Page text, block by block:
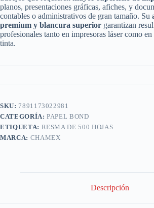
planos, presentaciones gráficas, afiches, y
contables o administrativos de gran tamaño. Su
premium y blancura superior garantizan
profesionales tanto en impresoras láser como
tinta.
SKU: 7891173022981
CATEGORÍA:PAPEL BOND
ETIQUETA: RESMA DE 500 HOJAS
MARCA: CHAMEX
Descripción